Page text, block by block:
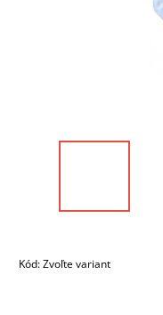
Kód:Zvoľte variant